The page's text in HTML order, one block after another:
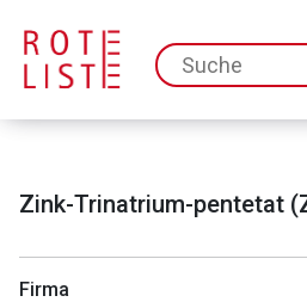
Zink-Trinatrium-pentetat
Firma